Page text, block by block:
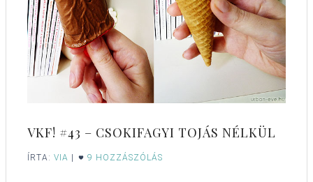
VKF! #43 – CSOKIFAGYI TOJÁS NÉLKÜL
ÍRTA: VIA | 9 HOZZÁSZÓLÁS